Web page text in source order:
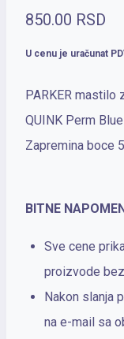
850.00 RSD
U cenu je uračunat
PARKER mastilo
QUINK Perm Blue
Zapremina boce
BITNE
Sve cene
proizvode
Nakon slanja
na e-mail sa